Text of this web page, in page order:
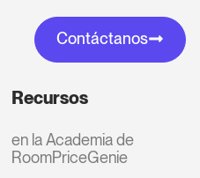
Contáctanos
Recursos
en la Academia de
RoomPriceGenie